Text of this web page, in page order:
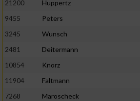
21200
Huppertz
9455
Peters
3245
Wunsch
2481
Deitermann
10854
Knorz
11904
Faltmann
7268
Maroscheck
von Werbeanzeigen
Werbung
personalisierter Werbung